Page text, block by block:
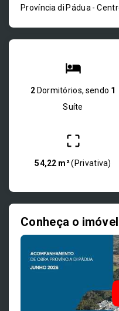
Província di Pádua -
2 Dormitórios, sendo 1
Suíte
54,22 m²( Privativa)
Conheça o imóvel